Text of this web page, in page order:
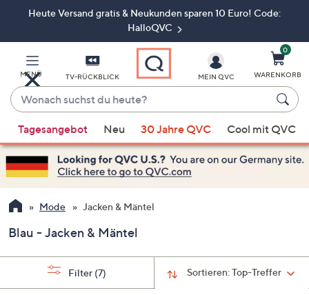
ZumHeute Versand gratis & Neukunden sparen 10 Euro! Code:
HalloQVC
MENÜ TV-RÜCKBLICK
Wonach
suchst
du
heute?
Vorschläge
verfügbar
sind,
verwenden
Sie
Pfeiltasten
nach
und
MEIN QVC
0
WARENKORB
Tagesangebot Neu 30 Jahre QVC Cool mit QVC
Mode Jacken & Mäntel
Blau - Jacken & Mäntel
Sortieren:Top-Treffer
Filter (7)